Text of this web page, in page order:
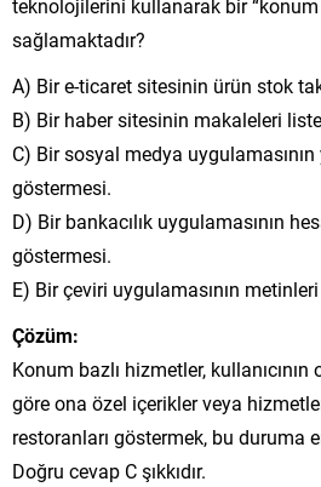
teknolojilerini kullanarak bir “konum
sağlamaktadır?
A) Bir e-ticaret sitesinin ürün stok
B) Bir haber sitesinin makaleleri
C) Bir sosyal medya uygulamasının
göstermesi.
D) Bir bankacılık uygulamasının
göstermesi.
E) Bir çeviri uygulamasının
Çözüm:
Konum bazlı hizmetler,
göre ona özel içerikler veya
restoranları göstermek, bu duruma
Doğru cevap C şıkkıdır.